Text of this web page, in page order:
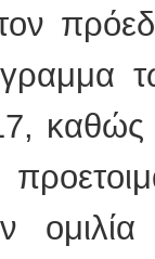
καθώς